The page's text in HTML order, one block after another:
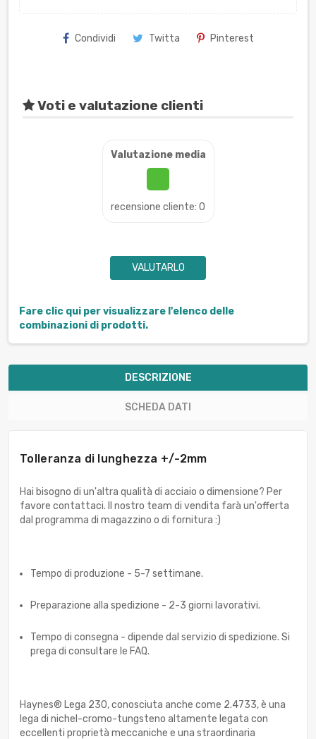
Condividi Twitta Pinterest
Voti e valutazione clienti
Valutazione media
recensione cliente: 0
VALUTARLO
Fare clic qui per visualizzare l'elenco delle
combinazioni di prodotti.
DESCRIZIONE
SCHEDA DATI
Tolleranza di lunghezza +/-2mm
Hai bisogno di un'altra qualità di acciaio o dimensione? Per
favore contattaci. Il nostro team di vendita farà un'offerta
dal programma di magazzino o di fornitura :)
Tempo di produzione - 5-7 settimane.
Preparazione alla spedizione - 2-3 giorni lavorativi.
Tempo di consegna - dipende dal servizio di spedizione. Si
prega di consultare le FAQ.
Haynes® Lega 230, conosciuta anche come 2.4733, è una
lega di nichel-cromo-tungsteno altamente legata con
eccellenti proprietà meccaniche e una straordinaria